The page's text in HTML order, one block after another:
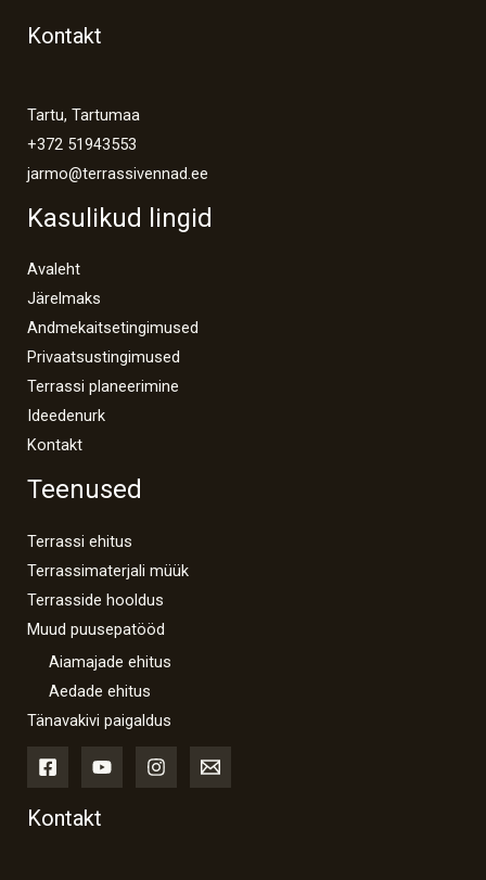
Kontakt
Tartu, Tartumaa
+372 51943553
jarmo@terrassivennad.ee
Kasulikud lingid
Avaleht
Järelmaks
Andmekaitsetingimused
Privaatsustingimused
Terrassi planeerimine
Ideedenurk
Kontakt
Teenused
Terrassi ehitus
Terrassimaterjali müük
Terrasside hooldus
Muud puusepatööd
Aiamajade ehitus
Aedade ehitus
Tänavakivi paigaldus
Kontakt